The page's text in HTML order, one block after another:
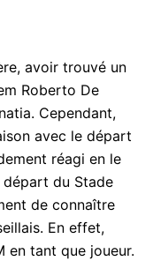
avoir trouvé un
Roberto De
Cependant,
avec le départ
réagi en le
départ du Stade
de connaître
En effet,
en tant que joueur.